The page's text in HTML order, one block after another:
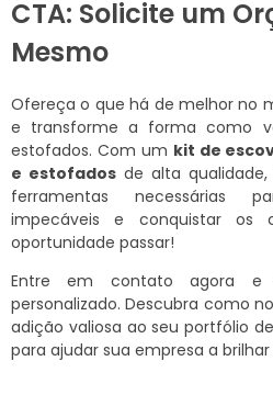
CTA: Solicite um
Mesmo
Ofereça o que há de melhor no
e transforme a forma como
estofados. Com um kit de
e estofados de alta
ferramentas necessárias
impecáveis e conquistar os
oportunidade passar!
Entre em contato agora e
personalizado. Descubra como
adição valiosa ao seu portfólio
para ajudar sua empresa a